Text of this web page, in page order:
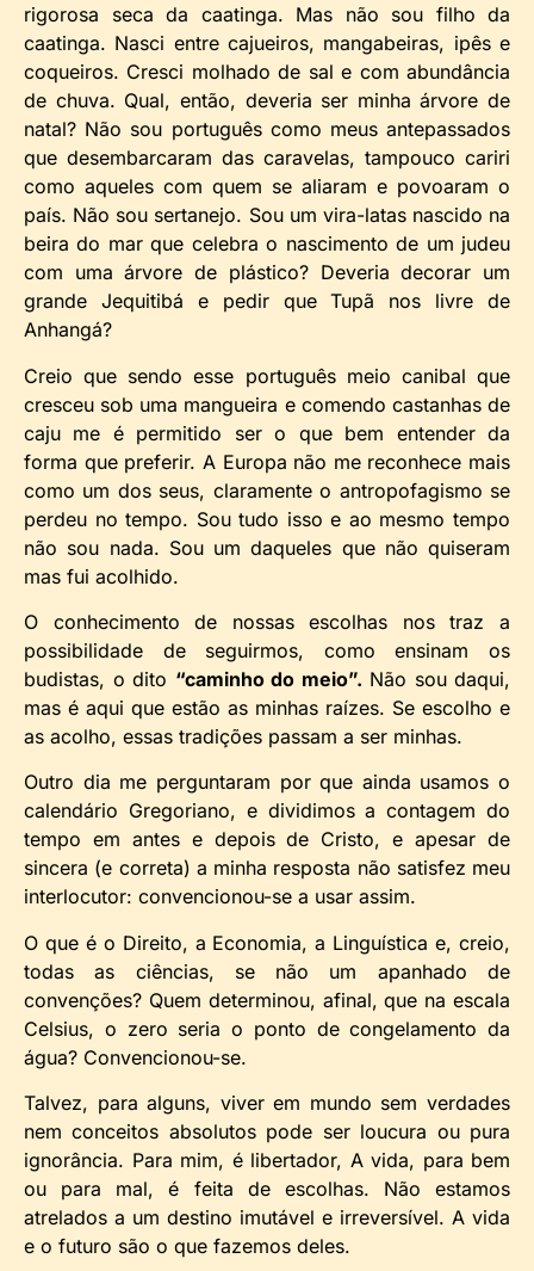
rigorosa seca da caatinga. Mas não sou filho da
caatinga. Nasci entre cajueiros, mangabeiras, ipês e
coqueiros. Cresci molhado de sal e com abundância
de chuva. Qual, então, deveria ser minha árvore de
natal? Não sou português como meus antepassados
que desembarcaram das caravelas, tampouco cariri
como aqueles com quem se aliaram e povoaram o
país. Não sou sertanejo. Sou um vira-latas nascido na
beira do mar que celebra o nascimento de um judeu
com uma árvore de plástico? Deveria decorar um
grande Jequitibá e pedir que Tupã nos livre de
Anhangá?
Creio que sendo esse português meio canibal que
cresceu sob uma mangueira e comendo castanhas de
caju me é permitido ser o que bem entender da
forma que preferir. A Europa não me reconhece mais
como um dos seus, claramente o antropofagismo se
perdeu no tempo. Sou tudo isso e ao mesmo tempo
não sou nada. Sou um daqueles que não quiseram
mas fui acolhido.
O conhecimento de nossas escolhas nos traz a
possibilidade de seguirmos, como ensinam os
budistas, o dito “caminho do meio”. Não sou daqui,
mas é aqui que estão as minhas raízes. Se escolho e
as acolho, essas tradições passam a ser minhas.
Outro dia me perguntaram por que ainda usamos o
calendário Gregoriano, e dividimos a contagem do
tempo em antes e depois de Cristo, e apesar de
sincera (e correta) a minha resposta não satisfez meu
interlocutor: convencionou-se a usar assim.
O que é o Direito, a Economia, a Linguística e, creio,
todas as ciências, se não um apanhado de
convenções? Quem determinou, afinal, que na escala
Celsius, o zero seria o ponto de congelamento da
água? Convencionou-se.
Talvez, para alguns, viver em mundo sem verdades
nem conceitos absolutos pode ser loucura ou pura
ignorância. Para mim, é libertador, A vida, para bem
ou para mal, é feita de escolhas. Não estamos
atrelados a um destino imutável e irreversível. A vida
e o futuro são o que fazemos deles.